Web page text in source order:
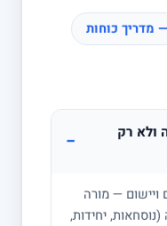
ולא רק
−
— מורה
יחידות,